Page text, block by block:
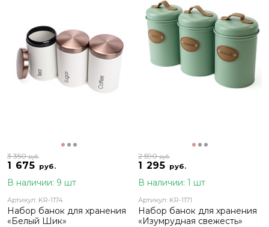
1 675 руб.
3 350руб.
В наличии: 9 шт
Артикул: KR-1174
Набор банок для хранения
«Белый Шик»
1 295 руб.
2 590руб.
В наличии: 1 шт
Артикул: KR-1171
Набор банок для хранения
«Изумрудная свежесть»